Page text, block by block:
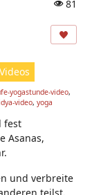
ns
ic
n:
81
yogastunde-video,
video, yoga
fest
Asanas,
und verbreite
teilst.